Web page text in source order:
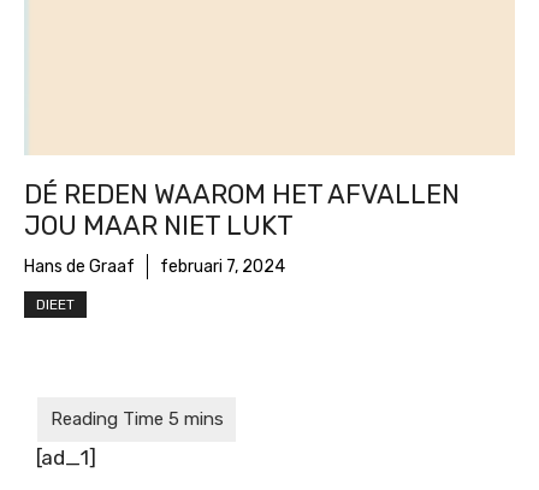
DÉ REDEN WAAROM HET AFVALLEN
JOU MAAR NIET LUKT
Hans de Graaf februari 7, 2024
DIEET
[ad_1]